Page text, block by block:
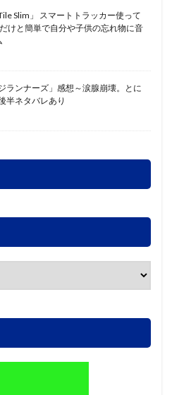
Slim」 スマートトラッカー使って
けと簡単で自分や子供の忘れ物に音
ランナーズ」感想～涙腺崩壊。とに
半ネタバレあり